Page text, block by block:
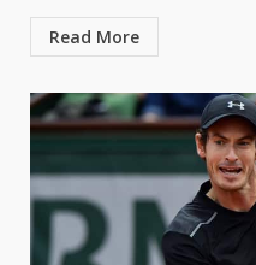
Read More